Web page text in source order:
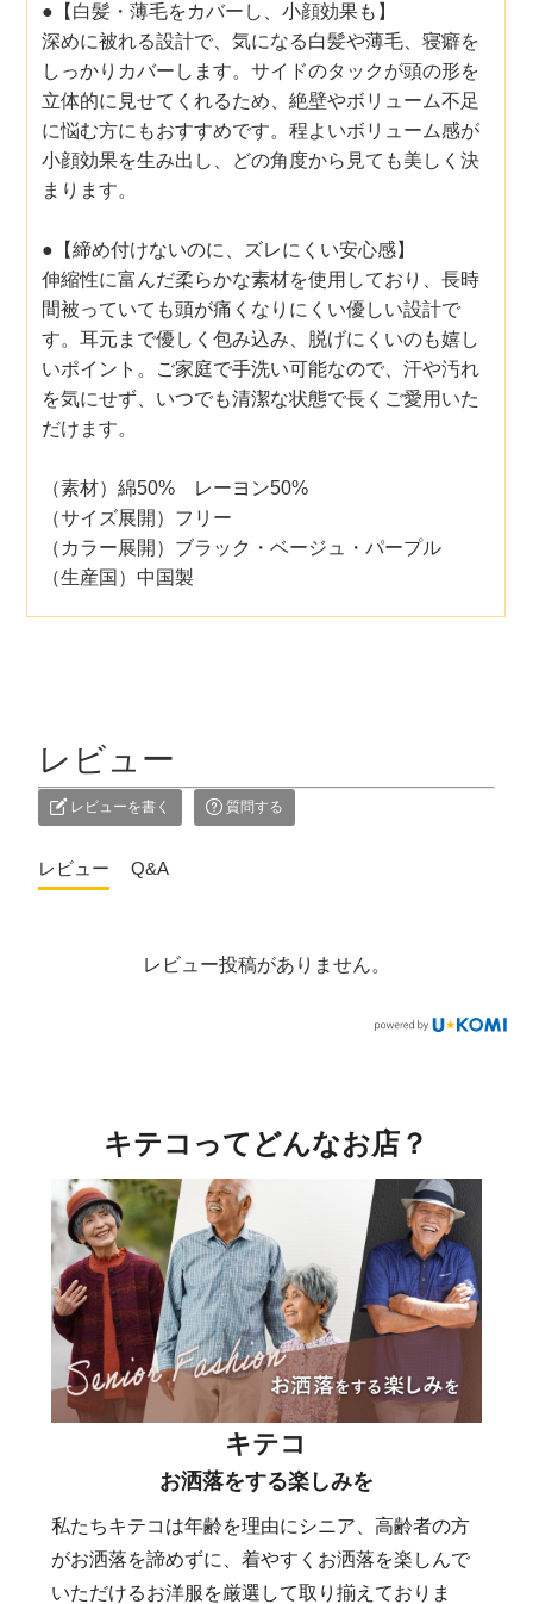
●【白髪・薄毛をカバーし、小顔効果も】
深めに被れる設計で、気になる白髪や薄毛、寝癖を
しっかりカバーします。サイドのタックが頭の形を
立体的に見せてくれるため、絶壁やボリューム不足
に悩む方にもおすすめです。程よいボリューム感が
小顔効果を生み出し、どの角度から見ても美しく決
まります。
●【締め付けないのに、ズレにくい安心感】
伸縮性に富んだ柔らかな素材を使用しており、長時
間被っていても頭が痛くなりにくい優しい設計で
す。耳元まで優しく包み込み、脱げにくいのも嬉し
いポイント。ご家庭で手洗い可能なので、汗や汚れ
を気にせず、いつでも清潔な状態で長くご愛用いた
だけます。
（素材）綿50% レーヨン50%
（サイズ展開）フリー
（カラー展開）ブラック・ベージュ・パープル
（生産国）中国製
レビュー
レビューを書く 質問する
レビュー Q&A
レビュー投稿がありません。
キテコってどんなお店？
キテコ
お洒落をする楽しみを
私たちキテコは年齢を理由にシニア、高齢者の方
がお洒落を諦めずに、着やすくお洒落を楽しんで
いただけるお洋服を厳選して取り揃えておりま